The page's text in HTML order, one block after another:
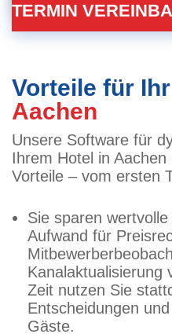
TERMIN
Vorteile für Ihr
Aachen
Unsere Software für
Ihrem Hotel in
Vorteile – vom ersten
Sie sparen
Aufwand für
Kanalaktualisierung
Zeit nutzen Sie
Entscheidungen
Gäste.